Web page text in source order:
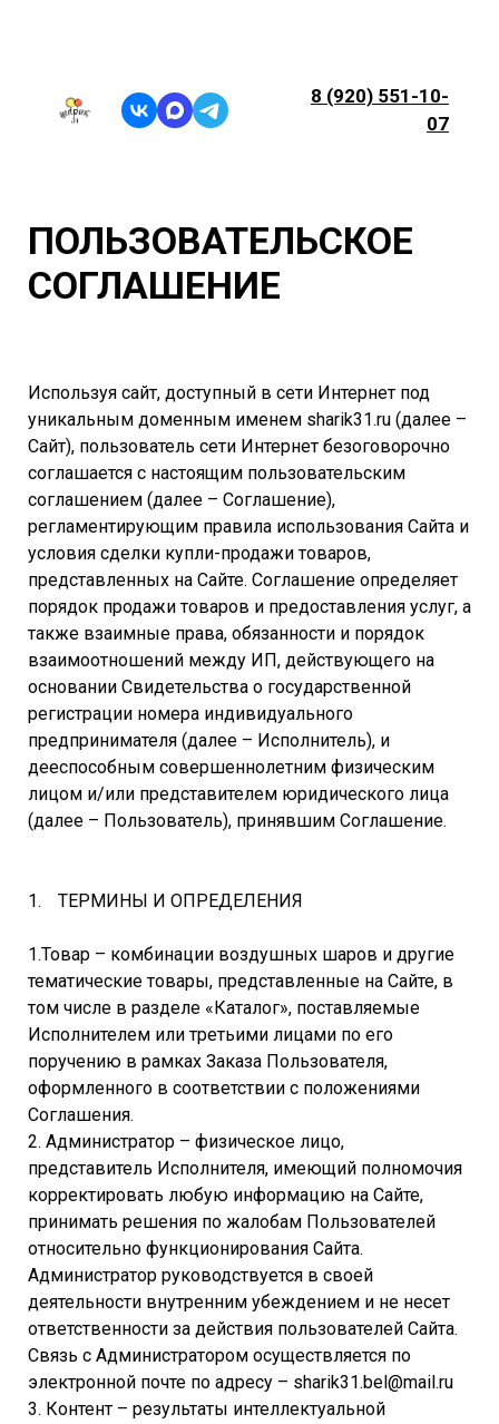
8 (920) 551-10-
07
ПОЛЬЗОВАТЕЛЬСКОЕ
СОГЛАШЕНИЕ
Используя сайт, доступный в сети Интернет под
уникальным доменным именем sharik31.ru (далее –
Сайт), пользователь сети Интернет безоговорочно
соглашается с настоящим пользовательским
соглашением (далее – Соглашение),
регламентирующим правила использования Сайта и
условия сделки купли-продажи товаров,
представленных на Сайте. Соглашение определяет
порядок продажи товаров и предоставления услуг, а
также взаимные права, обязанности и порядок
взаимоотношений между ИП, действующего на
основании Свидетельства о государственной
регистрации номера индивидуального
предпринимателя (далее – Исполнитель), и
дееспособным совершеннолетним физическим
лицом и/или представителем юридического лица
(далее – Пользователь), принявшим Соглашение.
ТЕРМИНЫ И ОПРЕДЕЛЕНИЯ
1.Товар – комбинации воздушных шаров и другие
тематические товары, представленные на Сайте, в
том числе в разделе «Каталог», поставляемые
Исполнителем или третьими лицами по его
поручению в рамках Заказа Пользователя,
оформленного в соответствии с положениями
Соглашения.
2. Администратор – физическое лицо,
представитель Исполнителя, имеющий полномочия
корректировать любую информацию на Сайте,
принимать решения по жалобам Пользователей
относительно функционирования Сайта.
Администратор руководствуется в своей
деятельности внутренним убеждением и не несет
ответственности за действия пользователей Сайта.
Связь с Администратором осуществляется по
электронной почте по адресу – sharik31.bel@mail.ru
3. Контент – результаты интеллектуальной